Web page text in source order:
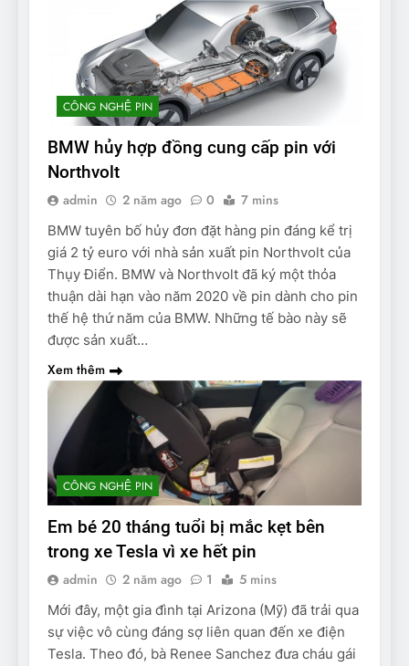
CÔNG NGHỆ PIN
BMW hủy hợp đồng cung cấp pin với
Northvolt
admin 2 năm ago 0 7 mins
BMW tuyên bố hủy đơn đặt hàng pin đáng kể trị
giá 2 tỷ euro với nhà sản xuất pin Northvolt của
Thụy Điển. BMW và Northvolt đã ký một thỏa
thuận dài hạn vào năm 2020 về pin dành cho pin
thế hệ thứ năm của BMW. Những tế bào này sẽ
được sản xuất…
Xem thêm
CÔNG NGHỆ PIN
Em bé 20 tháng tuổi bị mắc kẹt bên
trong xe Tesla vì xe hết pin
admin 2 năm ago 1 5 mins
Mới đây, một gia đình tại Arizona (Mỹ) đã trải qua
sự việc vô cùng đáng sợ liên quan đến xe điện
Tesla. Theo đó, bà Renee Sanchez đưa cháu gái